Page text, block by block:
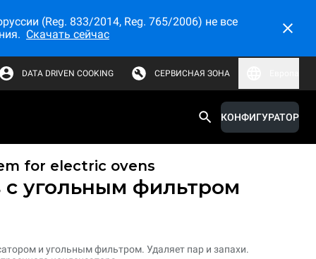
(Reg. 833/2014, Reg. 765/2006) не все
Скачать сейчас
DATA DRIVEN COOKING СЕРВИСНАЯ ЗОНА
КОНФИГУРАТОР
for electric ovens
c угольным фильтром
и угольным фильтром. Удаляет пар и запахи.